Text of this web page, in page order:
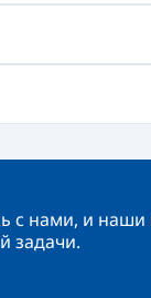
с нами, и
задачи.